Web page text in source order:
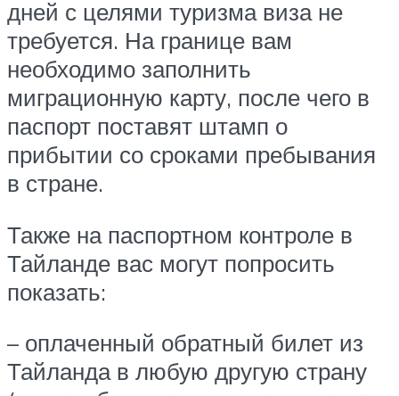
дней с целями туризма виза не
требуется. На границе вам
необходимо заполнить
миграционную карту, после чего в
паспорт поставят штамп о
прибытии со сроками пребывания
в стране.
Также на паспортном контроле в
Тайланде вас могут попросить
показать:
– оплаченный обратный билет из
Тайланда в любую другую страну